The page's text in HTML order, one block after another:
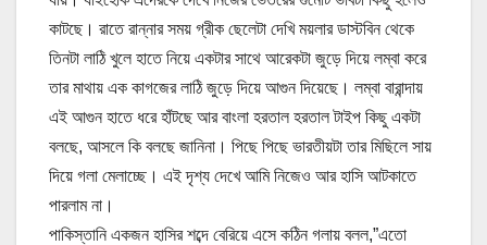
কাটছে। রাতে রান্নার সময় গ্রীক ছেলেটা দেখি ময়লার ডাস্টবিন থেকে
তিনটা লাঠি খুলে হাতে নিয়ে একটার সাথে আরেকটা জুড়ে দিয়ে লম্বা করে
তার মাথায় এক কাগজের লাঠি জুড়ে দিয়ে আগুন দিয়েছে। লম্বা বারান্দায়
এই আগুন হাতে ধরে হাঁটছে আর বাংলা হরতাল হরতাল টাইপ কিছু একটা
বলছে, আসলে কি বলছে জানিনা। পিছে পিছে ভারতীয়টা তার মিছিলে সায়
দিয়ে গলা মেলাচ্ছে। এই দৃশ্য দেখে আমি নিজেও আর হাসি আটকাতে
পারলাম না।
পাকিস্তানি একজন হাসির শব্দে বেরিয়ে এসে কঠিন গলায় বলল,”এতো